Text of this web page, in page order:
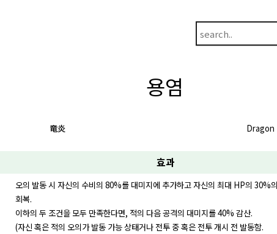
용염
竜炎 Dragon
효과
오의 발동 시 자신의 수비의 80%를 대미지에 추가하고 자신의 최대 HP의 30%
회복.
이하의 두 조건을 모두 만족한다면, 적의 다음 공격의 대미지를 40% 감산.
(자신 혹은 적의 오의가 발동 가능 상태거나 전투 중 혹은 전투 개시 전 발동함.